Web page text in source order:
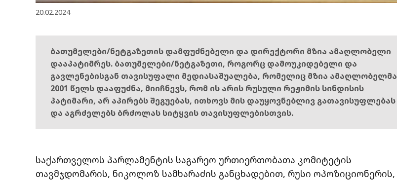
20.02.2024
ბათუმელები/ნეტგაზეთის დამფუძნებელი და დირექტორი მზია ამაღლობელი
დააპატიმრეს. ბათუმელები/ნეტგაზეთი, როგორც დამოუკიდებელი და
გავლენებისგან თავისუფალი მედიასაშუალება, რომელიც მზია ამაღლობელმა
2001 წელს დააფუძნა, მიიჩნევს, რომ ის არის რუსული რეჟიმის სინდისის
პატიმარი, არ აპირებს შეგუებას, ითხოვს მის დაუყოვნებლივ გათავისუფლებას
და აგრძელებს ბრძოლას სიტყვის თავისუფლებისთვის.
საქართველოს პარლამენტის საგარეო ურთიერთობათა კომიტეტის
თავმჯდომარის, ნიკოლოზ სამხარაძის განცხადებით, რუსი ოპოზიციონერის,